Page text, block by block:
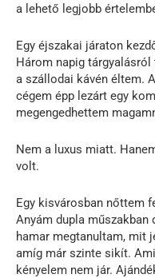
a lehető legjobb
Egy éjszakai járaton
Három napig
a szállodai kávén éltem.
cégem épp lezárt egy
megengedhettem
Nem a luxus miatt.
volt.
Egy kisvárosban nőttem
Anyám dupla műszakban
hamar megtanultam, mit
amíg már szinte sikít.
kényelem nem jár.